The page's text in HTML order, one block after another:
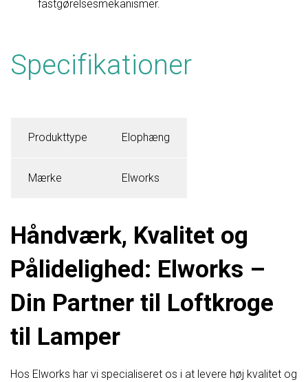
fastgørelsesmekanismer.
Specifikationer
Produkttype Elophæng
Mærke Elworks
Håndværk, Kvalitet og
Pålidelighed: Elworks –
Din Partner til Loftkroge
til Lamper
Hos Elworks har vi specialiseret os i at levere høj kvalitet og